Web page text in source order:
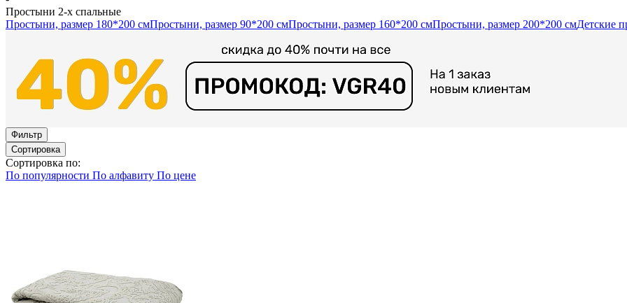
Простыни 2-х спальные
Простыни, размер 180*200 смПростыни, размер 90*200 смПростыни, размер 160*200 смПростыни, размер 200*200 смДетские
Фильтр
Сортировка
Сортировка по:
По популярности По алфавиту По цене